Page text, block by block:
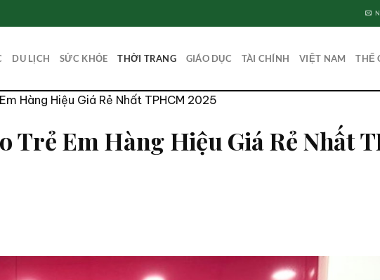
DU LỊCH SỨC KHỎE THỜI TRANG GIÁO DỤC TÀI CHÍNH VIỆT NAM THẾ
Hàng Hiệu Giá Rẻ Nhất TPHCM 2025
Trẻ Em Hàng Hiệu Giá Rẻ Nhất